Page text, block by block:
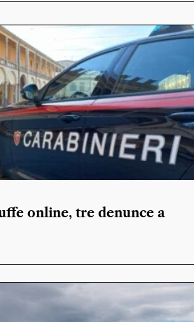
online, tre denunce a